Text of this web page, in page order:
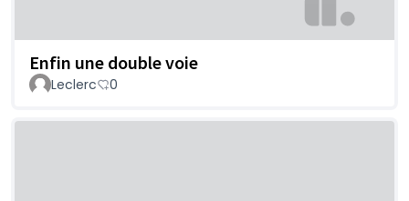
Enfin une double voie
Leclerc 0